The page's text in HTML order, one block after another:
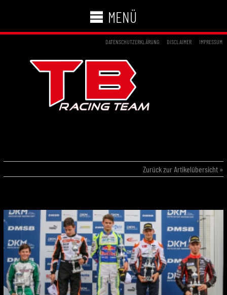
MENÜ
DATENSCHUTZERKLÄRUNG DISCLAIMER IMPRESSUM
Zurück zur Artikelübersicht »